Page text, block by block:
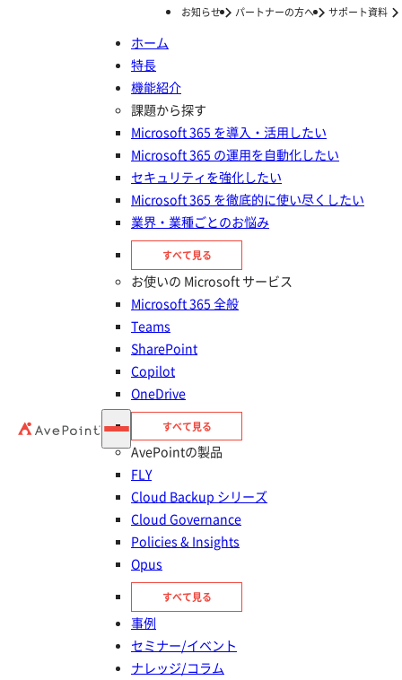
お知らせ パートナーの方へ サポート資料
ホーム
特長
機能紹介
課題から探す
Microsoft 365 を導入・活用したい
Microsoft 365 の運用を自動化したい
セキュリティを強化したい
Microsoft 365 を徹底的に使い尽くしたい
業界・業種ごとのお悩み
すべて見る
お使いの Microsoft サービス
Microsoft 365 全般
Teams
SharePoint
Copilot
OneDrive
すべて見る
AvePointの製品
FLY
Cloud Backup シリーズ
Cloud Governance
Policies & Insights
Opus
すべて見る
事例
セミナー/イベント
ナレッジ/コラム
お知らせ
イルミネート・ジャパン、Entra
IDやPower Platformまで保護可
能なAvePoint Cloud Backup
Complete Suiteを導入
2025年07月18日
Microsoft 365講師としての経験を踏ま
え、運用時の操作性やサポート体制、保
護範囲の広さを評価
Microsoft 365 関連の実践的なスキル習得を目的とした技術研
修、技術サポート、コンサルティングサービスを提供している
株式会社イルミネート・ジャパン 様（以下イルミネート・ジャ
パン）が、AvePoint Cloud Backup Complete Suite 運用時の
操作性やサポート体制、保護範囲の広さを評価し、これまで契
約していた他社製品から切り替えを実施。Teams チャットや
Entra ID もバックアップ対象になったことで、Microsoft 365
運用の信頼性を高める堅牢な体制を実現した事例を公開しまし